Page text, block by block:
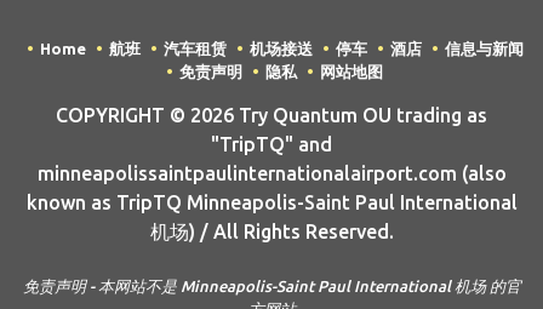
Home 航班 汽车租赁 机场接送 停车 酒店
信息与新闻
免责声明
隐私 网站地图
COPYRIGHT © 2026 Try Quantum OU trading as
"TripTQ" and
minneapolissaintpaulinternationalairport.com (also
known as TripTQ Minneapolis-Saint Paul International
机场) / All Rights Reserved.
免责声明 - 本网站不是 Minneapolis-Saint Paul International 机场 的官